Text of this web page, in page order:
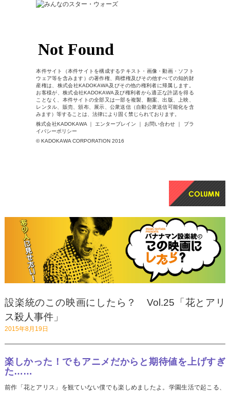
本件サイト（本件サイトを構成するテキスト・画像・動画・ソフト
ウェア等を含みます）の著作権、商標権及びその他すべての知的財
産権は、株式会社KADOKAWA及びその他の権利者に帰属します。
お客様が、株式会社KADOKAWA及び権利者から適正な許諾を得る
ことなく、本件サイトの全部又は一部を複製、翻案、出版、上映、
レンタル、販売、頒布、展示、公衆送信（自動公衆送信可能化を含
みます）等することは、法律により固く禁じられております。
株式会社KADOKAWA ｜ エンターブレイン ｜ お問い合わせ ｜ プラ
イバシーポリシー
© KADOKAWA CORPORATION 2016
設楽統のこの映画にしたら？ Vol.25「花とアリ
ス殺人事件」
2015年8月19日
楽しかった！でもアニメだからと期待値を上げすぎ
た……
前作「花とアリス」を観ていない僕でも楽しめましたよ。学園生活で起こる、